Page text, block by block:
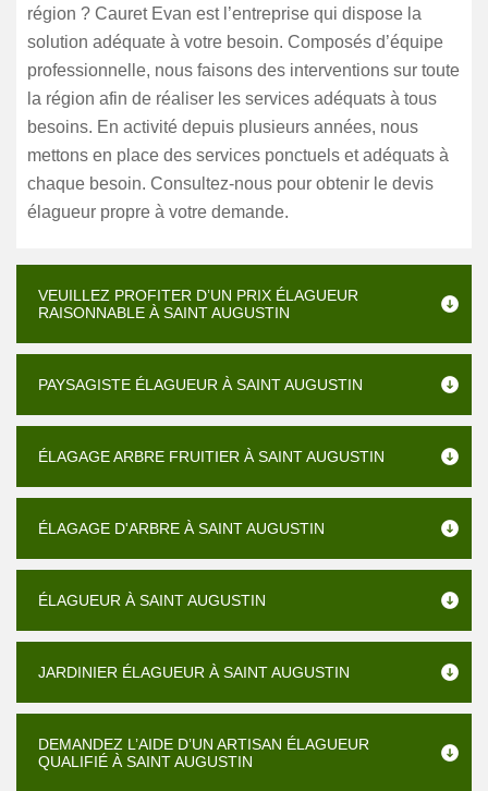
région ? Cauret Evan est l’entreprise qui dispose la
solution adéquate à votre besoin. Composés d’équipe
professionnelle, nous faisons des interventions sur toute
la région afin de réaliser les services adéquats à tous
besoins. En activité depuis plusieurs années, nous
mettons en place des services ponctuels et adéquats à
chaque besoin. Consultez-nous pour obtenir le devis
élagueur propre à votre demande.
VEUILLEZ PROFITER D’UN PRIX ÉLAGUEUR
RAISONNABLE À SAINT AUGUSTIN
PAYSAGISTE ÉLAGUEUR À SAINT AUGUSTIN
ÉLAGAGE ARBRE FRUITIER À SAINT AUGUSTIN
ÉLAGAGE D'ARBRE À SAINT AUGUSTIN
ÉLAGUEUR À SAINT AUGUSTIN
JARDINIER ÉLAGUEUR À SAINT AUGUSTIN
DEMANDEZ L’AIDE D’UN ARTISAN ÉLAGUEUR
QUALIFIÉ À SAINT AUGUSTIN